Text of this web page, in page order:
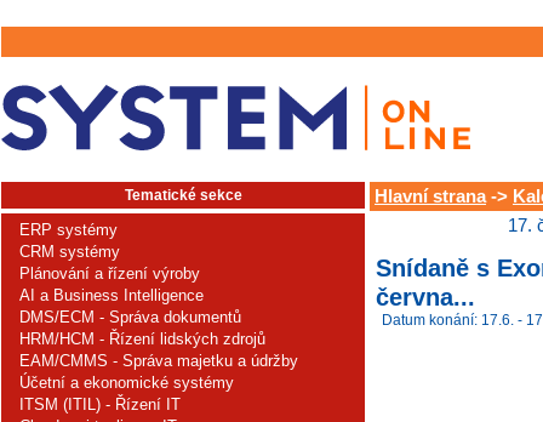
Tematické sekce
ERP systémy
CRM systémy
Plánování a řízení výroby
AI a Business Intelligence
DMS/ECM - Správa dokumentů
HRM/HCM - Řízení lidských zdrojů
EAM/CMMS - Správa majetku a údržby
Účetní a ekonomické systémy
ITSM (ITIL) - Řízení IT
Hlavní strana->
17.
Snídaně s
června...
Datum konání: 17.6. -